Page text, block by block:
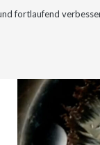
fortlaufend